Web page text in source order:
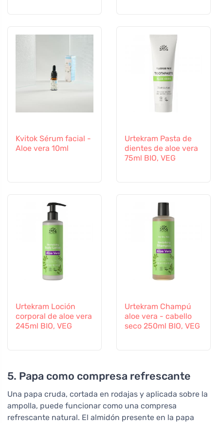
Kvitok Sérum facial -
Aloe vera 10ml
Urtekram Pasta de
dientes de aloe vera
75ml BIO, VEG
Urtekram Loción
corporal de aloe vera
245ml BIO, VEG
Urtekram Champú
aloe vera - cabello
seco 250ml BIO, VEG
5. Papa como compresa refrescante
Una papa cruda, cortada en rodajas y aplicada sobre la
ampolla, puede funcionar como una compresa
refrescante natural. El almidón presente en la papa